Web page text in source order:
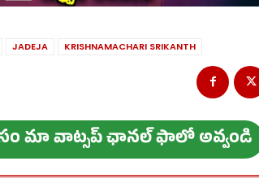
JADEJA KRISHNAMACHARI SRIKANTH
మా వాట్స‌ప్ ఛాన‌ల్ ఫాలో అవ్వండి